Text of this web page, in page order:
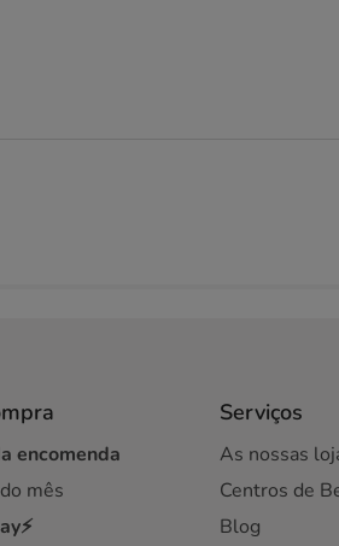
encomenda
mês
Serviços
As nossas
Centros de
Blog